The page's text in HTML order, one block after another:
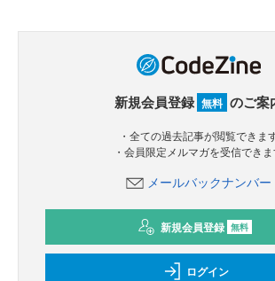
新規会員登録 無料 のご案
・全ての過去記事が閲覧できま
・会員限定メルマガを受信でき
メールバックナンバー
新規会員登録 無料
ログイン